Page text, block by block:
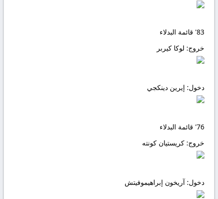
83' قائمة البدلاء
خروج: لوكا كيربر
دخول: إيرين دينكجي
76' قائمة البدلاء
خروج: كريستيان كونته
دخول: آريخون إبراهيموفيتش